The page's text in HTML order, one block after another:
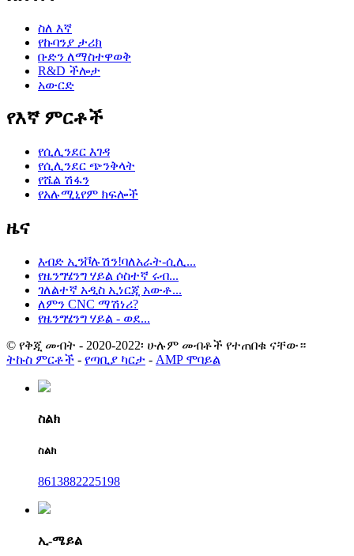
ስለ እኛ
የኩባንያ ታሪክ
ቡድን ለማስተዋወቅ
R&D ችሎታ
አውርድ
የእኛ ምርቶች
የሲሊንደር እገዳ
የሲሊንደር ጭንቅላት
የሼል ሽፋን
የአሉሚኒየም ክፍሎች
ዜና
እብድ ኢንቮሉሽን!ባለአራት-ሲሊ...
የዜንግሄንግ ሃይል ሶስተኛ ሩብ...
ገለልተኛ አዲስ ኢነርጂ አውቶ...
ለምን CNC ማሽነሪ?
የዜንግሄንግ ሃይል - ወደ...
© የቅጂ መብት - 2020-2022፡ ሁሉም መብቶች የተጠበቁ ናቸው።
ትኩስ ምርቶች - የጣቢያ ካርታ - AMP ሞባይል
ስልክ
ስልክ
8613882225198
ኢ-ሜይል